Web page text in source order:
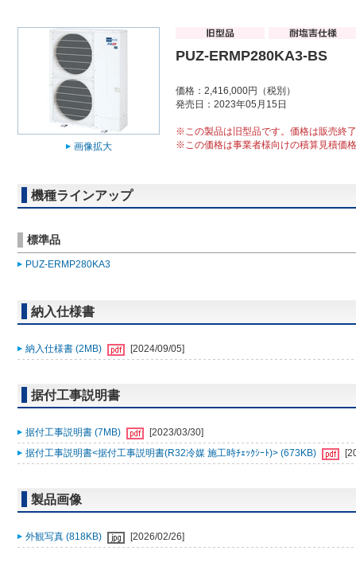
画像拡大
PUZ-ERMP280KA3-BS
価格：2,416,000円（税別）
発売日：2023年05月15日
※この製品は旧型品です。価格は販売終
※この価格は事業者様向けの積算見積価
機種ラインアップ
標準品
PUZ-ERMP280KA3
納入仕様書
納入仕様書 (2MB) [2024/09/05]
据付工事説明書
据付工事説明書 (7MB)
[2023/03/30]
据付工事説明書<据付工事説明書(R32冷媒 施工時ﾁｪｯｸｼｰﾄ)> (673KB)
製品画像
外観写真 (818KB) [2026/02/26]